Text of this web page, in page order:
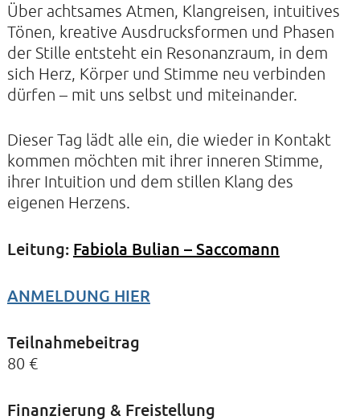
DATENSCHUTZERKLÄRUNG
KIRCHE DER STILLE
Helenenstraße 14A
22765 Hamburg
Tel: 040-21088468
Über achtsames Atmen, Klangreisen, intuitives
Tönen, kreative Ausdrucksformen und Phasen
der Stille entsteht ein Resonanzraum, in dem
sich Herz, Körper und Stimme neu verbinden
dürfen – mit uns selbst und miteinander.
Dieser Tag lädt alle ein, die wieder in Kontakt
kommen möchten mit ihrer inneren Stimme,
ihrer Intuition und dem stillen Klang des
eigenen Herzens.
Leitung: Fabiola Bulian – Saccomann
ANMELDUNG HIER
Teilnahmebeitrag
80 €
Finanzierung & Freistellung